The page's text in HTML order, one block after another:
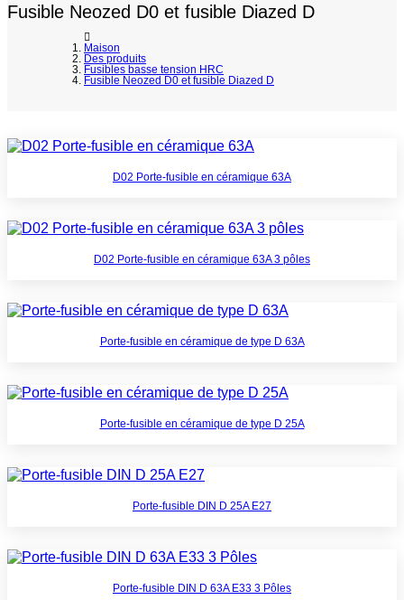
Fusible Neozed D0 et fusible Diazed D
Maison
Des produits
Fusibles basse tension HRC
Fusible Neozed D0 et fusible Diazed D
D02 Porte-fusible en céramique 63A
D02 Porte-fusible en céramique 63A 3 pôles
Porte-fusible en céramique de type D 63A
Porte-fusible en céramique de type D 25A
Porte-fusible DIN D 25A E27
Porte-fusible DIN D 63A E33 3 Pôles